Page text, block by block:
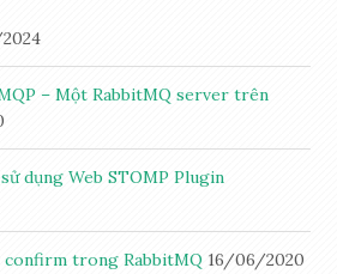
– Một RabbitMQ server trên
dụng Web STOMP Plugin
confirm trong RabbitMQ 16/06/2020